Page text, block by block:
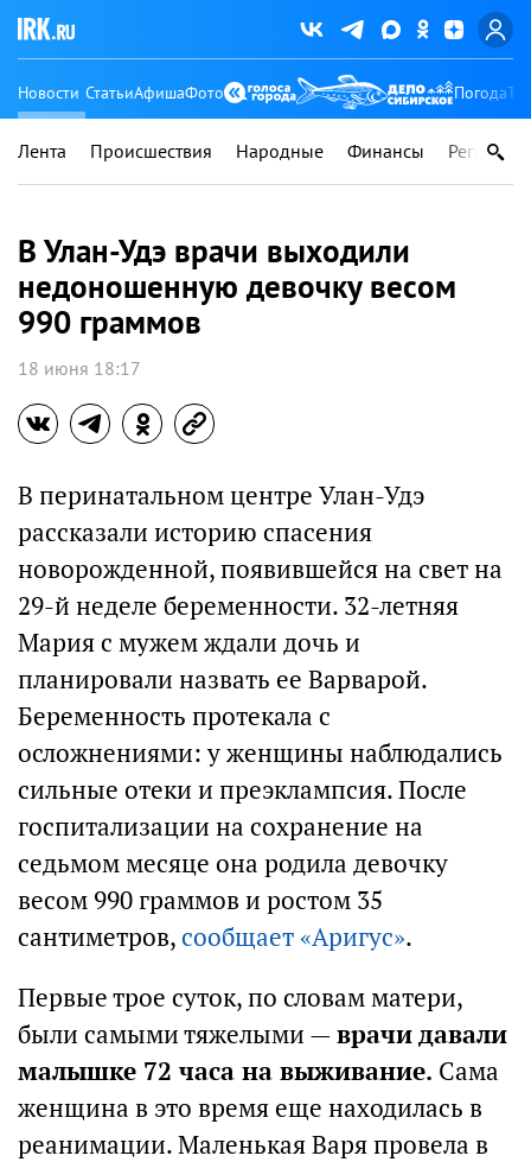
Новости СтатьиАфишаФото Погода
Лента Происшествия Народные Финансы Регионы
В Улан-Удэ врачи выходили
недоношенную девочку весом
990 граммов
18 июня 18:17
В перинатальном центре Улан-Удэ
рассказали историю спасения
новорожденной, появившейся на свет на
29-й неделе беременности. 32-летняя
Мария с мужем ждали дочь и
планировали назвать ее Варварой.
Беременность протекала с
осложнениями: у женщины наблюдались
сильные отеки и преэклампсия. После
госпитализации на сохранение на
седьмом месяце она родила девочку
весом 990 граммов и ростом 35
сантиметров,сообщает «Аригус».
Первые трое суток, по словам матери,
были самыми тяжелыми —врачи давали
малышке 72 часа на выживание. Сама
женщина в это время еще находилась в
реанимации. Маленькая Варя провела в